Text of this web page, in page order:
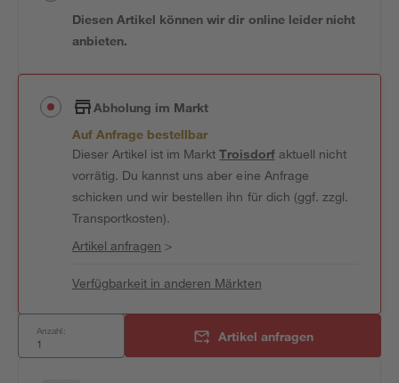
Diesen Artikel können wir dir online leider nicht
anbieten.
Abholung im Markt
Auf Anfrage bestellbar
Dieser Artikel ist im MarktTroisdorfaktuell nicht
vorrätig. Du kannst uns aber eine Anfrage
schicken und wir bestellen ihn für dich (ggf. zzgl.
Transportkosten).
Artikel anfragen >
Verfügbarkeit in anderen Märkten
Anzahl: Artikel anfragen